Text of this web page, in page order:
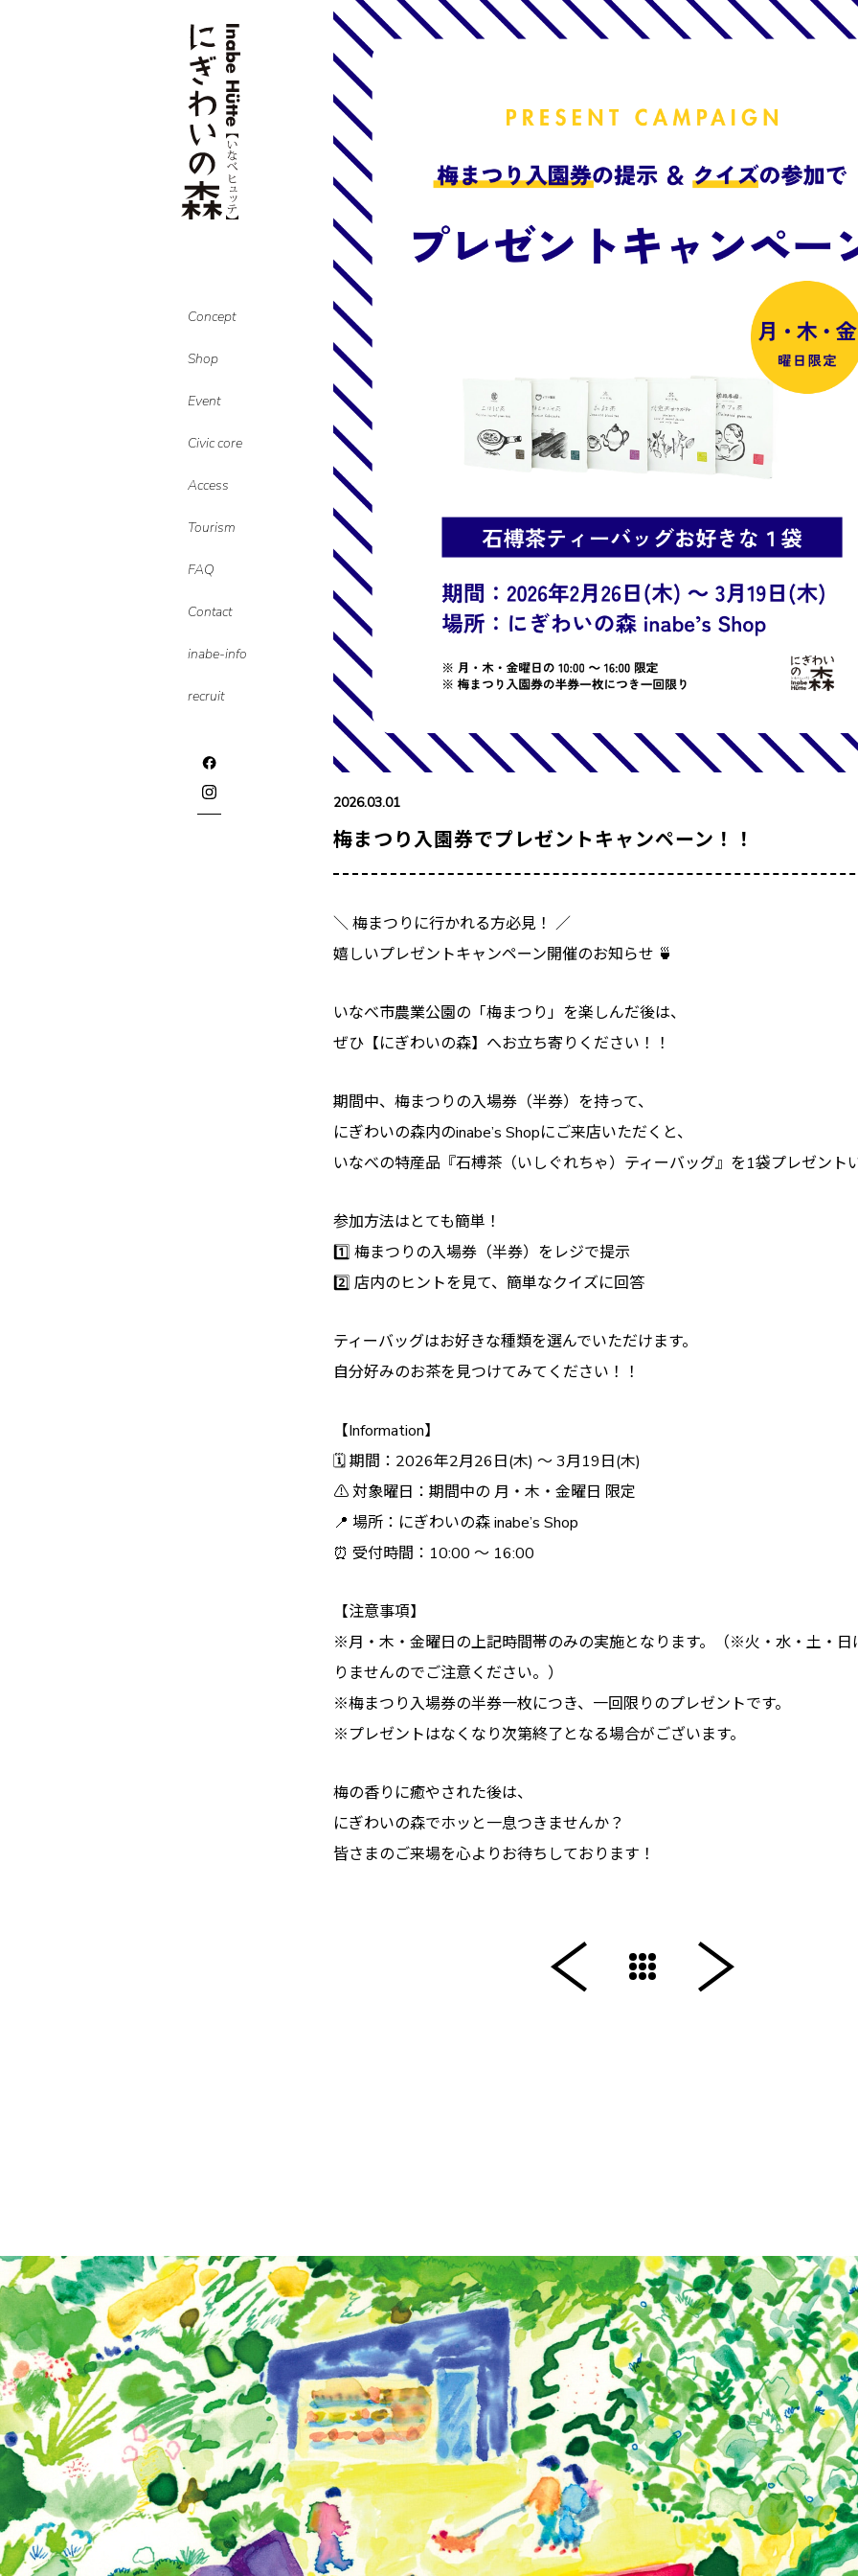
Concept
Shop
Event
Civic core
Access
Tourism
FAQ
Contact
inabe-info
recruit
2026.03.01
梅まつり入園券でプレゼントキャンペーン！！
＼ 梅まつりに行かれる方必見！ ／
嬉しいプレゼントキャンペーン開催のお知らせ 🍵
いなべ市農業公園の「梅まつり」を楽しんだ後は、
ぜひ【にぎわいの森】へお立ち寄りください！！
期間中、梅まつりの入場券（半券）を持って、
にぎわいの森内のinabe’s Shopにご来店いただくと、
いなべの特産品『石榑茶（いしぐれちゃ）ティーバッグ』を1袋プレゼント
参加方法はとても簡単！
1️⃣ 梅まつりの入場券（半券）をレジで提示
2️⃣ 店内のヒントを見て、簡単なクイズに回答
ティーバッグはお好きな種類を選んでいただけます。
自分好みのお茶を見つけてみてください！！
【Information】
🗓 期間：2026年2月26日(木) ～ 3月19日(木)
⚠️ 対象曜日：期間中の 月・木・金曜日 限定
📍 場所：にぎわいの森 inabe’s Shop
⏰ 受付時間：10:00 〜 16:00
【注意事項】
※月・木・金曜日の上記時間帯のみの実施となります。（※火・水・土・日
りませんのでご注意ください。）
※梅まつり入場券の半券一枚につき、一回限りのプレゼントです。
※プレゼントはなくなり次第終了となる場合がございます。
梅の香りに癒やされた後は、
にぎわいの森でホッと一息つきませんか？
皆さまのご来場を心よりお待ちしております！